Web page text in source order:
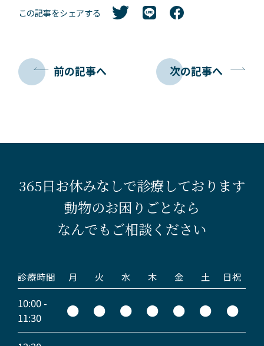
この記事をシェアする
前の記事へ 次の記事へ
365日お休みなしで診療しております
動物のお困りごとなら
なんでもご相談ください
診療時間 月 火 水 木 金 土 日祝
10:00 -
11:30
● ● ● ● ● ● ●